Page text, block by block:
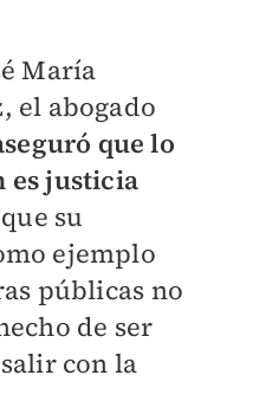
María
el abogado
que lo
es justicia
su
ejemplo
públicas no
de ser
con la